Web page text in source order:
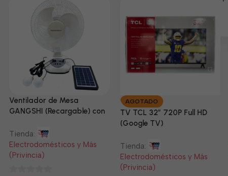
Ventilador de Mesa
GANGSHI (Recargable) con
Tienda:
Electrodomésticos y Más
(Privincia)
AGOTADO
TV TCL 32” 720P Full HD
(Google TV)
Tienda:
Electrodomésticos y Más
(Privincia)